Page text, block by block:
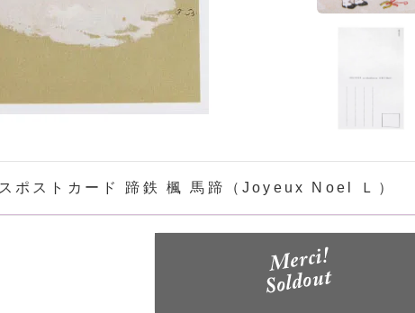
ポストカード 蹄鉄 楓 馬蹄（Joyeux Noel Ｌ）